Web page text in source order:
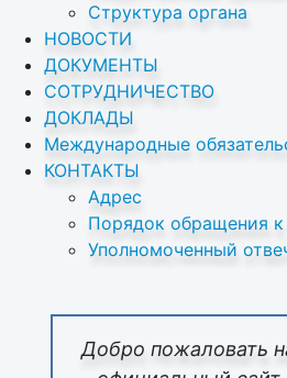
Структура органа
НОВОСТИ
ДОКУМЕНТЫ
СОТРУДНИЧЕСТВО
ДОКЛАДЫ
Международные
КОНТАКТЫ
Адрес
Порядок обращения
Уполномоченный
Добро пожаловать